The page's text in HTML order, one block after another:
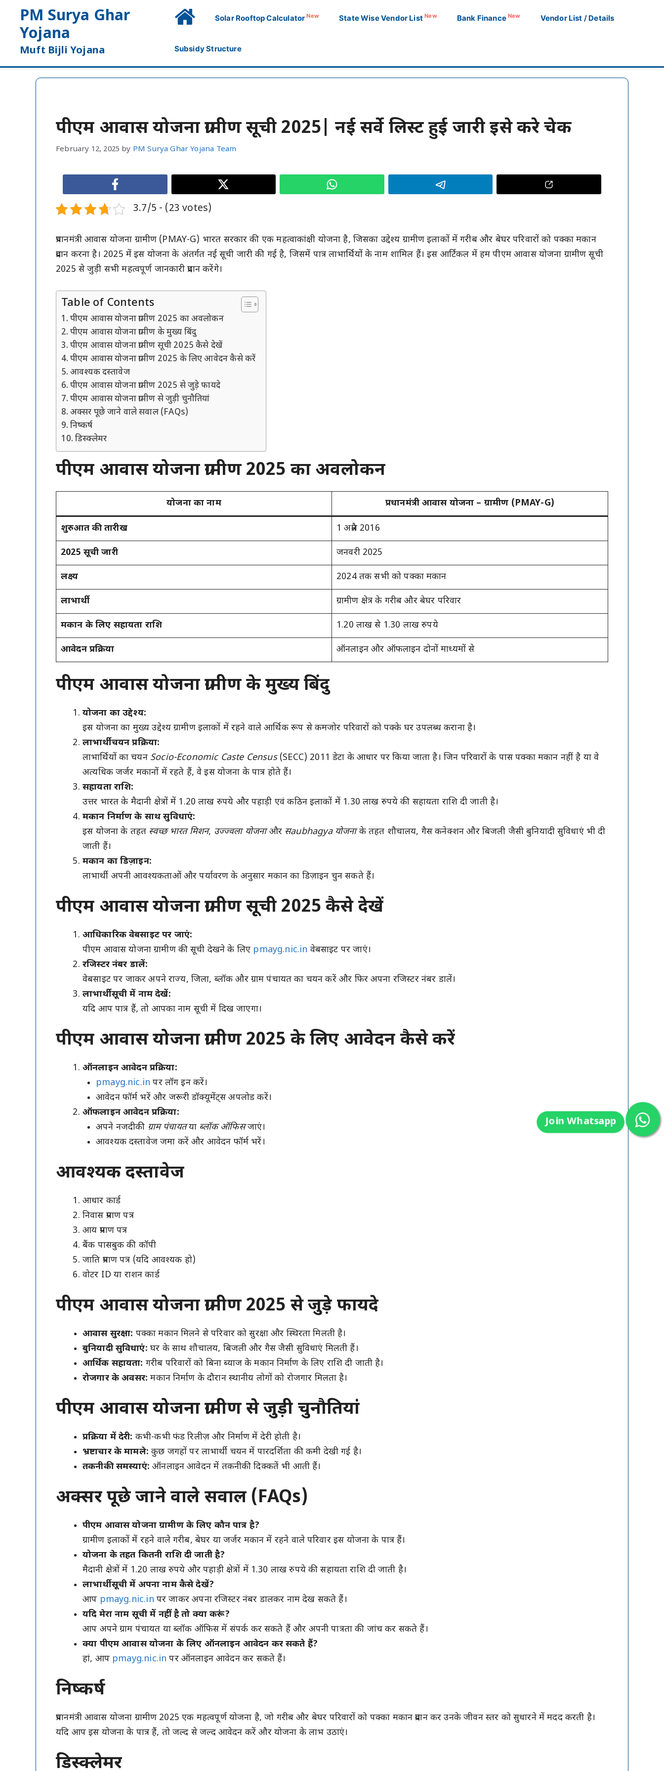
content
PM Surya Ghar
Yojana
Muft Bijli Yojana
Solar Rooftop Calculator New State Wise Vendor ListNew Bank Finance New Vendor List / Details
Subsidy Structure
पीएम आवास योजना ग्रामीण सूची 2025| नई सर्वे लिस्ट हुई जारी इसे करे चेक
February 12, 2025 by PM Surya Ghar Yojana Team
3.7/5 - (23 votes)
प्रधानमंत्री आवास योजना ग्रामीण (PMAY-G) भारत सरकार की एक महत्वाकांक्षी योजना है, जिसका उद्देश्य ग्रामीण इलाकों में गरीब और बेघर परिवारों को पक्का मकान
प्रदान करना है। 2025 में इस योजना के अंतर्गत नई सूची जारी की गई है, जिसमें पात्र लाभार्थियों के नाम शामिल हैं। इस आर्टिकल में हम पीएम आवास योजना ग्रामीण सूची
2025 से जुड़ी सभी महत्वपूर्ण जानकारी प्रदान करेंगे।
Table of Contents
पीएम आवास योजना ग्रामीण 2025 का अवलोकन
पीएम आवास योजना ग्रामीण के मुख्य बिंदु
पीएम आवास योजना ग्रामीण सूची 2025 कैसे देखें
पीएम आवास योजना ग्रामीण 2025 के लिए आवेदन कैसे करें
आवश्यक दस्तावेज
पीएम आवास योजना ग्रामीण 2025 से जुड़े फायदे
पीएम आवास योजना ग्रामीण से जुड़ी चुनौतियां
अक्सर पूछे जाने वाले सवाल (FAQs)
निष्कर्ष
डिस्क्लेमर
पीएम आवास योजना ग्रामीण 2025 का अवलोकन
योजना का नाम प्रधानमंत्री आवास योजना – ग्रामीण (PMAY-G)
शुरुआत की तारीख 1 अप्रैल 2016
2025 सूची जारी जनवरी 2025
लक्ष्य 2024 तक सभी को पक्का मकान
लाभार्थी ग्रामीण क्षेत्र के गरीब और बेघर परिवार
मकान के लिए सहायता राशि 1.20 लाख से 1.30 लाख रुपये
आवेदन प्रक्रिया ऑनलाइन और ऑफलाइन दोनों माध्यमों से
पीएम आवास योजना ग्रामीण के मुख्य बिंदु
योजना का उद्देश्य:
इस योजना का मुख्य उद्देश्य ग्रामीण इलाकों में रहने वाले आर्थिक रूप से कमजोर परिवारों को पक्के घर उपलब्ध कराना है।
लाभार्थी चयन प्रक्रिया:
लाभार्थियों का चयन Socio-Economic Caste Census(SECC) 2011 डेटा के आधार पर किया जाता है। जिन परिवारों के पास पक्का मकान नहीं है या वे
अत्यधिक जर्जर मकानों में रहते हैं, वे इस योजना के पात्र होते हैं।
सहायता राशि:
उत्तर भारत के मैदानी क्षेत्रों में 1.20 लाख रुपये और पहाड़ी एवं कठिन इलाकों में 1.30 लाख रुपये की सहायता राशि दी जाती है।
मकान निर्माण के साथ सुविधाएं:
इस योजना के तहत स्वच्छ भारत मिशन, उज्ज्वला योजनाऔर सaubhagya योजनाके तहत शौचालय, गैस कनेक्शन और बिजली जैसी बुनियादी सुविधाएं भी दी
जाती हैं।
मकान का डिज़ाइन:
लाभार्थी अपनी आवश्यकताओं और पर्यावरण के अनुसार मकान का डिज़ाइन चुन सकते हैं।
पीएम आवास योजना ग्रामीण सूची 2025 कैसे देखें
आधिकारिक वेबसाइट पर जाएं:
पीएम आवास योजना ग्रामीण की सूची देखने के लिए pmayg.nic.in वेबसाइट पर जाएं।
रजिस्टर नंबर डालें:
वेबसाइट पर जाकर अपने राज्य, जिला, ब्लॉक और ग्राम पंचायत का चयन करें और फिर अपना रजिस्टर नंबर डालें।
लाभार्थी सूची में नाम देखें:
यदि आप पात्र हैं, तो आपका नाम सूची में दिख जाएगा।
पीएम आवास योजना ग्रामीण 2025 के लिए आवेदन कैसे करें
ऑनलाइन आवेदन प्रक्रिया:
pmayg.nic.in पर लॉग इन करें।
आवेदन फॉर्म भरें और जरूरी डॉक्यूमेंट्स अपलोड करें।
ऑफलाइन आवेदन प्रक्रिया:
अपने नजदीकी ग्राम पंचायतया ब्लॉक ऑफिसजाएं।
आवश्यक दस्तावेज जमा करें और आवेदन फॉर्म भरें।
आवश्यक दस्तावेज
आधार कार्ड
निवास प्रमाण पत्र
आय प्रमाण पत्र
बैंक पासबुक की कॉपी
जाति प्रमाण पत्र (यदि आवश्यक हो)
वोटर ID या राशन कार्ड
पीएम आवास योजना ग्रामीण 2025 से जुड़े फायदे
आवास सुरक्षा: पक्का मकान मिलने से परिवार को सुरक्षा और स्थिरता मिलती है।
बुनियादी सुविधाएं: घर के साथ शौचालय, बिजली और गैस जैसी सुविधाएं मिलती हैं।
आर्थिक सहायता: गरीब परिवारों को बिना ब्याज के मकान निर्माण के लिए राशि दी जाती है।
रोजगार के अवसर: मकान निर्माण के दौरान स्थानीय लोगों को रोजगार मिलता है।
पीएम आवास योजना ग्रामीण से जुड़ी चुनौतियां
प्रक्रिया में देरी: कभी-कभी फंड रिलीज़ और निर्माण में देरी होती है।
भ्रष्टाचार के मामले: कुछ जगहों पर लाभार्थी चयन में पारदर्शिता की कमी देखी गई है।
तकनीकी समस्याएं: ऑनलाइन आवेदन में तकनीकी दिक्कतें भी आती हैं।
अक्सर पूछे जाने वाले सवाल (FAQs)
पीएम आवास योजना ग्रामीण के लिए कौन पात्र है?
ग्रामीण इलाकों में रहने वाले गरीब, बेघर या जर्जर मकान में रहने वाले परिवार इस योजना के पात्र हैं।
योजना के तहत कितनी राशि दी जाती है?
मैदानी क्षेत्रों में 1.20 लाख रुपये और पहाड़ी क्षेत्रों में 1.30 लाख रुपये की सहायता राशि दी जाती है।
लाभार्थी सूची में अपना नाम कैसे देखें?
आप pmayg.nic.in पर जाकर अपना रजिस्टर नंबर डालकर नाम देख सकते हैं।
यदि मेरा नाम सूची में नहीं है तो क्या करूं?
आप अपने ग्राम पंचायत या ब्लॉक ऑफिस में संपर्क कर सकते हैं और अपनी पात्रता की जांच कर सकते हैं।
क्या पीएम आवास योजना के लिए ऑनलाइन आवेदन कर सकते हैं?
हां, आप pmayg.nic.in पर ऑनलाइन आवेदन कर सकते हैं।
निष्कर्ष
प्रधानमंत्री आवास योजना ग्रामीण 2025 एक महत्वपूर्ण योजना है, जो गरीब और बेघर परिवारों को पक्का मकान प्रदान कर उनके जीवन स्तर को सुधारने में मदद करती है।
यदि आप इस योजना के पात्र हैं, तो जल्द से जल्द आवेदन करें और योजना के लाभ उठाएं।
डिस्क्लेमर